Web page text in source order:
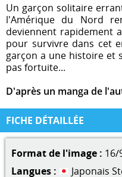
Un garçon solitaire
l'Amérique du Nord
deviennent rapidement
pour survivre dans cet
garçon a une histoire et
pas fortuite...
D'après un manga de
FICHE DÉTAILLÉE
Format de l'image : 16/
Langues :
Japonais